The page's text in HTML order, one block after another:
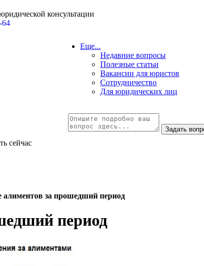
консультации
64
Еще...
Недавние вопросы
Полезные статьи
Вакансии для юристов
Сотрудничество
Для юридических лиц
сейчас
алиментов за прошедший период
период